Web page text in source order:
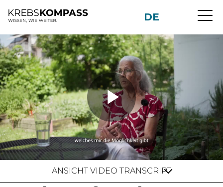
zum
DE
ANSICHT VIDEO TRANSCRIPT